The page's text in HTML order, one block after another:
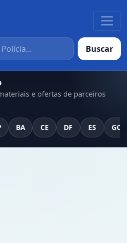
Buscar
e ofertas de parceiros
BA CE DF ES GO